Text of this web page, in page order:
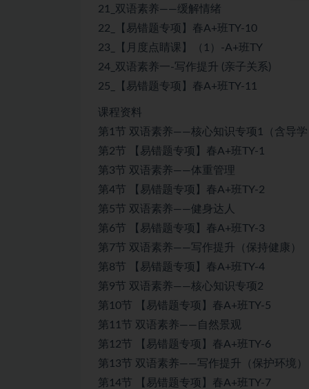
21_双语素养——缓解情绪
22_【易错题专项】春A+班TY-10
23_【月度点睛课】（1）-A+班TY
24_双语素养一-写作提升 (亲子关系)
25_【易错题专项】春A+班TY-11
课程资料
第1节 双语素养——核心知识专项1（含导
第2节 【易错题专项】春A+班TY-1
第3节 双语素养——体重管理
第4节 【易错题专项】春A+班TY-2
第5节 双语素养——健身达人
第6节 【易错题专项】春A+班TY-3
第7节 双语素养——写作提升（保持健康）
第8节 【易错题专项】春A+班TY-4
第9节 双语素养——核心知识专项2
第10节 【易错题专项】春A+班TY-5
第11节 双语素养——自然景观
第12节 【易错题专项】春A+班TY-6
第13节 双语素养——写作提升（保护环境）
第14节 【易错题专项】春A+班TY-7